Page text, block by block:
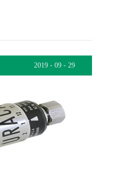
4、通道清洁、工业高压清
技术是近些年日趋发展成
2019 - 09 - 29